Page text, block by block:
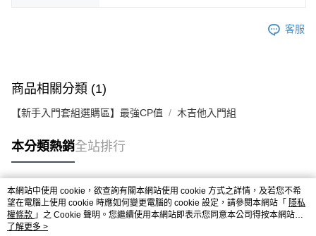
客服
商品相關分類 (1)
【新手入門套組選購區】最強CP值 木吉他入門組
本分類熱銷全站排行
熱門標籤
本網站中使用 cookie，欲查詢有關本網站使用 cookie 方式之詳情，及若您不希
望在電腦上使用 cookie 時應如何變更電腦的 cookie 設定，請參閱本網站「 隱私
權條款 」之 Cookie 聲明。您繼續使用本網站即表示您同意本公司得按本網站使
用條款之 Cookie 聲明使用 cookie。
了解更多 >